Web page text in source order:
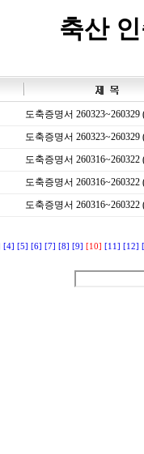
축산
도축증명서 260323~260329
도축증명서 260323~260329
도축증명서 260316~260322
도축증명서 260316~260322
도축증명서 260316~260322
[4] [5] [6] [7] [8] [9] [10] [11] [12]